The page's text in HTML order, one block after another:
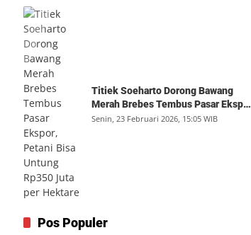
Titiek Soeharto Dorong Bawang
Merah Brebes Tembus Pasar Ekspor,
Petani Bisa Untung Rp350 Juta per
Senin, 23 Februari 2026, 15:05 WIB
Pos Populer
1 DARI KEMUSUK KE CENDANA